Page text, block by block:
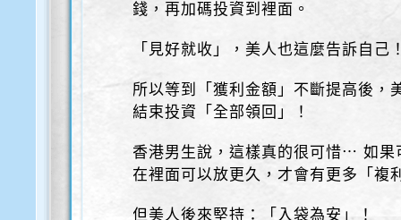
錢，再加碼投資到裡面。
「見好就收」，美人也這麼告訴自己
所以等到「獲利金額」不斷提高後，
結束投資「全部領回」！
香港男生說，這樣真的很可惜⋯ 如果
在裡面可以放更久，才會有更多「複
但美人後來堅持：「入袋為安」！